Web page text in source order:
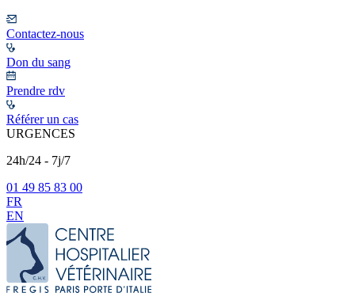
Contactez-nous
Don du sang
Prendre rdv
Référer un cas
URGENCES
24h/24 - 7j/7
01 49 85 83 00
FR
EN